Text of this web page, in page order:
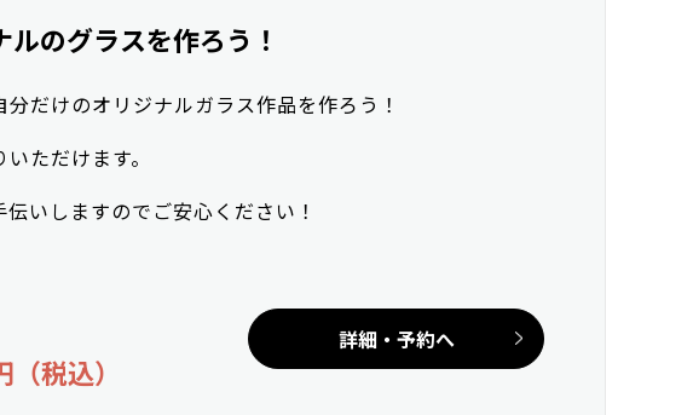
ルのグラスを作ろう！
だけのオリジナルガラス作品を作ろう！
ただけます。
いしますのでご安心ください！
（税込）
詳細・予約へ